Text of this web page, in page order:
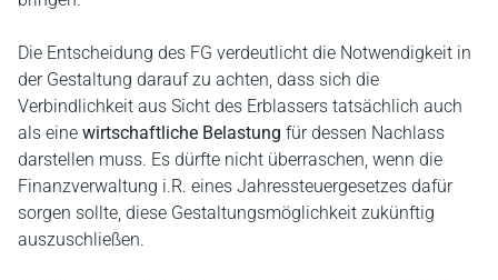
Die Entscheidung des FG verdeutlicht die Notwendigkeit in
der Gestaltung darauf zu achten, dass sich die
Verbindlichkeit aus Sicht des Erblassers tatsächlich auch
als eine wirtschaftliche Belastung für dessen Nachlass
darstellen muss. Es dürfte nicht überraschen, wenn die
Finanzverwaltung i.R. eines Jahressteuergesetzes dafür
sorgen sollte, diese Gestaltungsmöglichkeit zukünftig
auszuschließen.